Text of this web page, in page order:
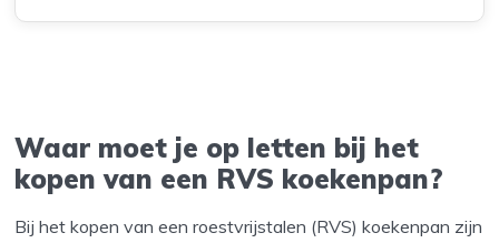
Waar moet je op letten bij het
kopen van een RVS koekenpan?
Bij het kopen van een roestvrijstalen (RVS) koekenpan zijn